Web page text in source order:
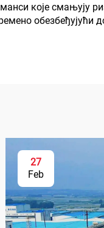
које смањују
обезбеђујући
27
Feb